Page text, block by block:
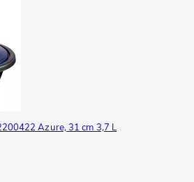
Azure, 31 cm 3,7 L